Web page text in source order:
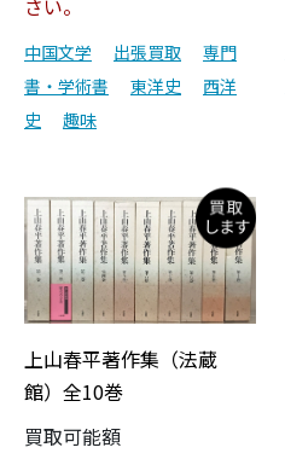
中国文学 出張買取
専門
書・学術書
東洋史
西洋
史
趣味
上山春平著作集（法蔵
館）全10巻
買取可能額